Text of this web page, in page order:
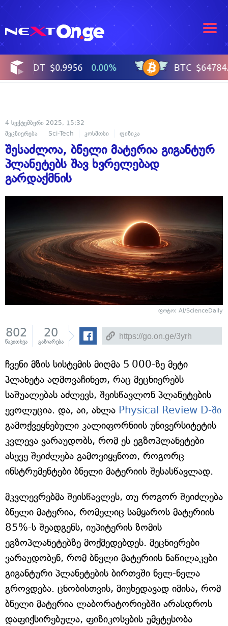
4 სექტემბერი 2025, 15:32
მეცნიერება
Sci-Tech კოსმოსი ფიზიკა
შესაძლოა, ბნელი მატერია გიგანტურ
პლანეტებს შავ ხვრელებად
გარდაქმნის
ფოტო: AI/ScienceDaily
802
წაკითხვა
20
გაზიარება
ჩვენი მზის სისტემის მიღმა 5 000-ზე მეტი
პლანეტა აღმოვაჩინეთ, რაც მეცნიერებს
საშუალებას აძლევს, შეისწავლონ პლანეტების
ევოლუცია. და, აი, ახლა Physical Review D-ში
გამოქვეყნებული კალიფორნიის უნივერსიტეტის
კვლევა ვარაუდობს, რომ ეს ეგზოპლანეტები
ასევე შეიძლება გამოვიყენოთ, როგორც
ინსტრუმენტები ბნელი მატერიის შესასწავლად.
მკვლევრებმა შეისწავლეს, თუ როგორ შეიძლება
ბნელი მატერია, რომელიც სამყაროს მატერიის
85%-ს შეადგენს, იუპიტერის ზომის
ეგზოპლანეტებზე მოქმედებდეს. მეცნიერები
ვარაუდობენ, რომ ბნელი მატერიის ნაწილაკები
გიგანტური პლანეტების ბირთვში ნელ-ნელა
გროვდება. ცნობისთვის, მიუხედავად იმისა, რომ
ბნელი მატერია ლაბორატორიებში არასდროს
დაფიქსირებულა, ფიზიკოსების უმეტესობა